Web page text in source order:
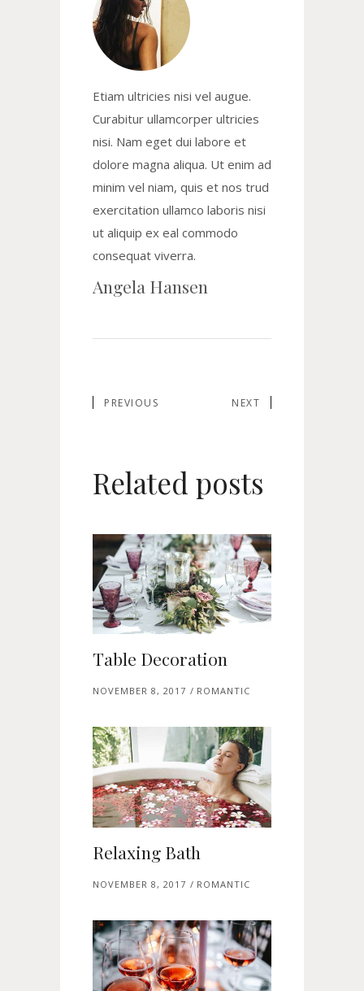
Etiam ultricies nisi vel augue.
Curabitur ullamcorper ultricies
nisi. Nam eget dui labore et
dolore magna aliqua. Ut enim ad
minim vel niam, quis et nos trud
exercitation ullamco laboris nisi
ut aliquip ex eal commodo
consequat viverra.
Angela Hansen
PREVIOUS NEXT
Related posts
Table Decoration
NOVEMBER 8, 2017 ROMANTIC
Relaxing Bath
NOVEMBER 8, 2017 ROMANTIC